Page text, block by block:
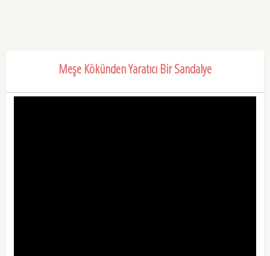
Meşe Kökünden Yaratıcı Bir Sandalye